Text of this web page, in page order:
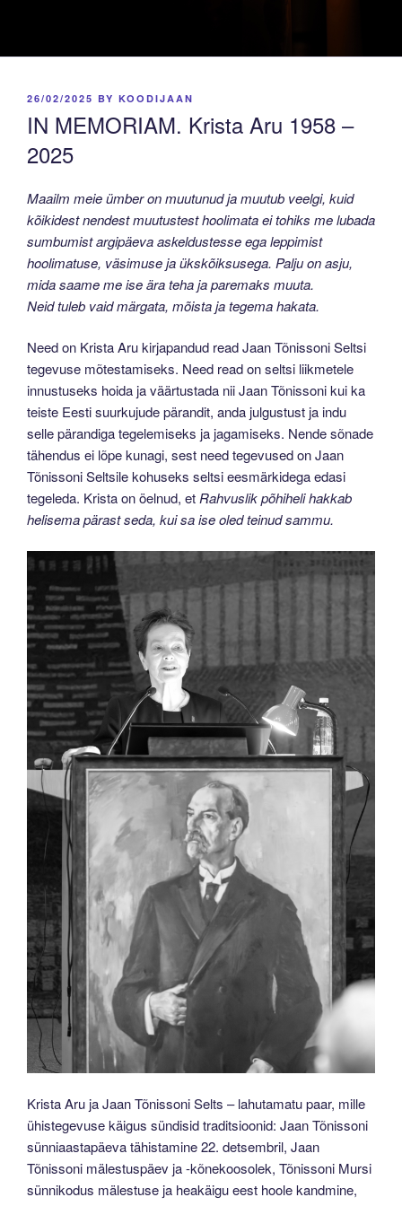
POSTED
26/02/2025 BY KOODIJAAN
IN MEMORIAM. Krista Aru 1958 –
2025
Maailm meie ümber on muutunud ja muutub veelgi, kuid
kõikidest nendest muutustest hoolimata ei tohiks me lubada
sumbumist argipäeva askeldustesse ega leppimist
hoolimatuse, väsimuse ja ükskõiksusega. Palju on asju,
mida saame me ise ära teha ja paremaks muuta.
Neid tuleb vaid märgata, mõista ja tegema hakata.
Need on Krista Aru kirjapandud read Jaan Tõnissoni Seltsi
tegevuse mõtestamiseks. Need read on seltsi liikmetele
innustuseks hoida ja väärtustada nii Jaan Tõnissoni kui ka
teiste Eesti suurkujude pärandit, anda julgustust ja indu
selle pärandiga tegelemiseks ja jagamiseks. Nende sõnade
tähendus ei lõpe kunagi, sest need tegevused on Jaan
Tõnissoni Seltsile kohuseks seltsi eesmärkidega edasi
tegeleda. Krista on öelnud, etRahvuslik põhiheli hakkab
helisema pärast seda, kui sa ise oled teinud sammu.
Krista Aru ja Jaan Tõnissoni Selts – lahutamatu paar, mille
ühistegevuse käigus sündisid traditsioonid: Jaan Tõnissoni
sünniaastapäeva tähistamine 22. detsembril, Jaan
Tõnissoni mälestuspäev ja -kõnekoosolek, Tõnissoni Mursi
sünnikodus mälestuse ja heakäigu eest hoole kandmine,